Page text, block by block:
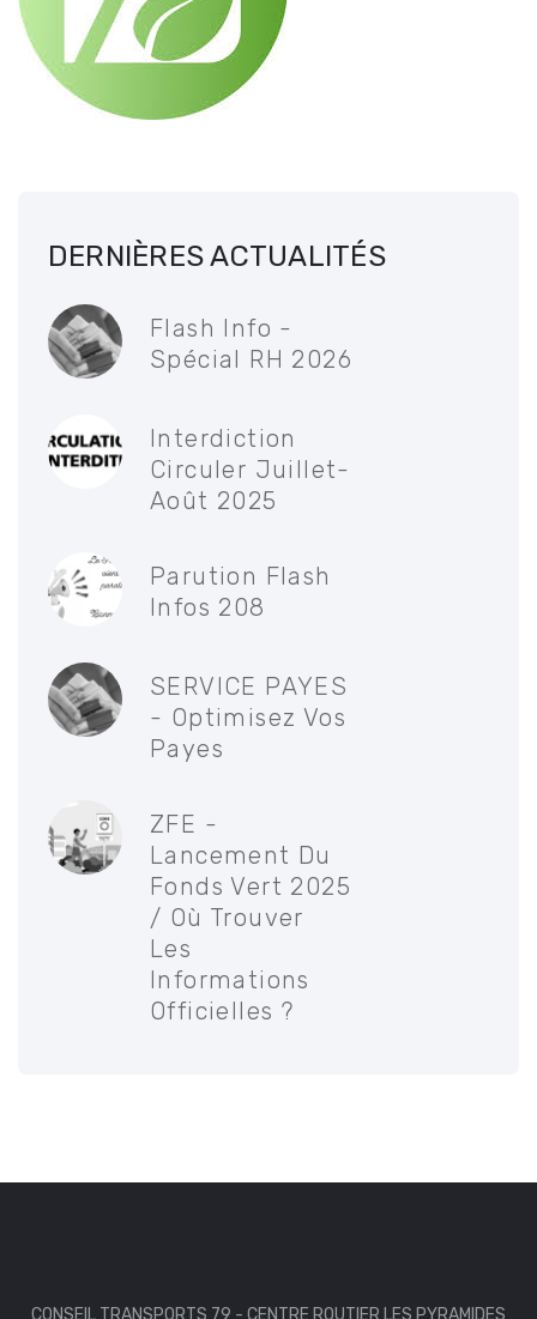
DERNIÈRES ACTUALITÉS
Flash Info -
Spécial RH 2026
Interdiction
Circuler Juillet-
Août 2025
Parution Flash
Infos 208
SERVICE PAYES
- Optimisez Vos
Payes
ZFE -
Lancement Du
Fonds Vert 2025
/ Où Trouver
Les
Informations
Officielles ?
CONSEIL TRANSPORTS 79 - CENTRE ROUTIER LES PYRAMIDES